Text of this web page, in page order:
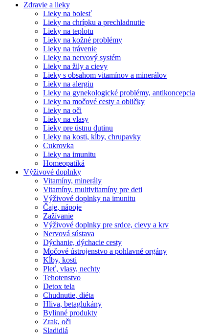
Zdravie a lieky
Lieky na bolesť
Lieky na chrípku a prechladnutie
Lieky na teplotu
Lieky na kožné problémy
Lieky na trávenie
Lieky na nervový systém
Lieky na žily a cievy
Lieky s obsahom vitamínov a minerálov
Lieky na alergiu
Lieky na gynekologické problémy, antikoncepcia
Lieky na močové cesty a obličky
Lieky na oči
Lieky na vlasy
Lieky pre ústnu dutinu
Lieky na kosti, kĺby, chrupavky
Cukrovka
Lieky na imunitu
Homeopatiká
Výživové doplnky
Vitamíny, minerály
Vitamíny, multivitamíny pre deti
Výživové doplnky na imunitu
Čaje, nápoje
Zažívanie
Výživové doplnky pre srdce, cievy a krv
Nervová sústava
Dýchanie, dýchacie cesty
Močové ústrojenstvo a pohlavné orgány
Kĺby, kosti
Pleť, vlasy, nechty
Tehotenstvo
Detox tela
Chudnutie, diéta
Hliva, betaglukány
Bylinné produkty
Zrak, oči
Sladidlá